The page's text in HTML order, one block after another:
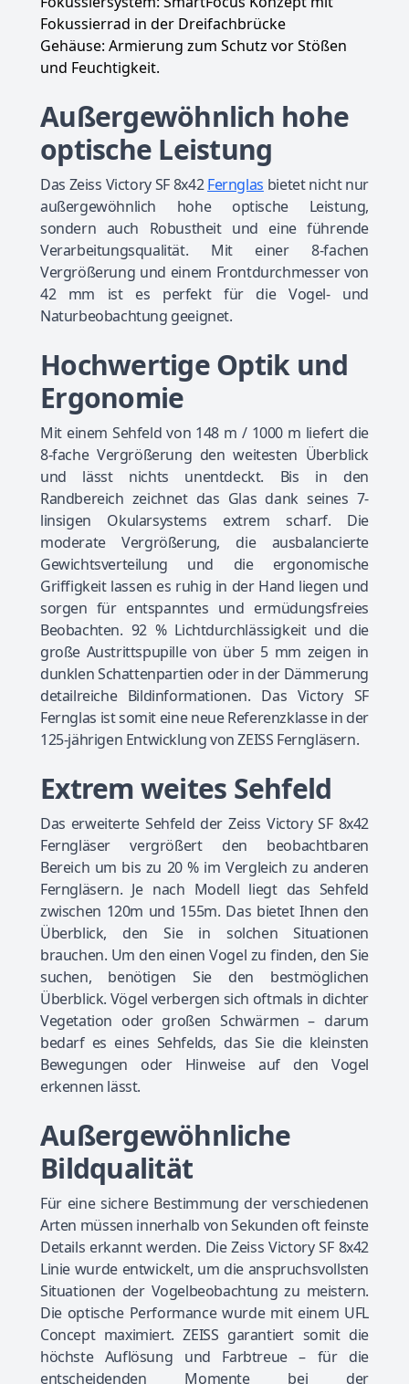
Fokussierrad in der Dreifachbrücke
Gehäuse: Armierung zum Schutz vor Stößen
und Feuchtigkeit.
Außergewöhnlich hohe
optische Leistung
Das Zeiss Victory SF 8x42Fernglas bietet nicht nur
außergewöhnlich hohe optische Leistung,
sondern auch Robustheit und eine führende
Verarbeitungsqualität. Mit einer 8-fachen
Vergrößerung und einem Frontdurchmesser von
42 mm ist es perfekt für die Vogel- und
Naturbeobachtung geeignet.
Hochwertige Optik und
Ergonomie
Mit einem Sehfeld von 148 m / 1000 m liefert die
8-fache Vergrößerung den weitesten Überblick
und lässt nichts unentdeckt. Bis in den
Randbereich zeichnet das Glas dank seines 7-
linsigen Okularsystems extrem scharf. Die
moderate Vergrößerung, die ausbalancierte
Gewichtsverteilung und die ergonomische
Griffigkeit lassen es ruhig in der Hand liegen und
sorgen für entspanntes und ermüdungsfreies
Beobachten. 92 % Lichtdurchlässigkeit und die
große Austrittspupille von über 5 mm zeigen in
dunklen Schattenpartien oder in der Dämmerung
detailreiche Bildinformationen. Das Victory SF
Fernglas ist somit eine neue Referenzklasse in der
125-jährigen Entwicklung von ZEISS Ferngläsern.
Extrem weites Sehfeld
Das erweiterte Sehfeld der Zeiss Victory SF 8x42
Ferngläser vergrößert den beobachtbaren
Bereich um bis zu 20 % im Vergleich zu anderen
Ferngläsern. Je nach Modell liegt das Sehfeld
zwischen 120m und 155m. Das bietet Ihnen den
Überblick, den Sie in solchen Situationen
brauchen. Um den einen Vogel zu finden, den Sie
suchen, benötigen Sie den bestmöglichen
Überblick. Vögel verbergen sich oftmals in dichter
Vegetation oder großen Schwärmen – darum
bedarf es eines Sehfelds, das Sie die kleinsten
Bewegungen oder Hinweise auf den Vogel
erkennen lässt.
Außergewöhnliche
Bildqualität
Für eine sichere Bestimmung der verschiedenen
Arten müssen innerhalb von Sekunden oft feinste
Details erkannt werden. Die Zeiss Victory SF 8x42
Linie wurde entwickelt, um die anspruchsvollsten
Situationen der Vogelbeobachtung zu meistern.
Die optische Performance wurde mit einem UFL
Concept maximiert. ZEISS garantiert somit die
höchste Auflösung und Farbtreue – für die
entscheidenden Momente bei der